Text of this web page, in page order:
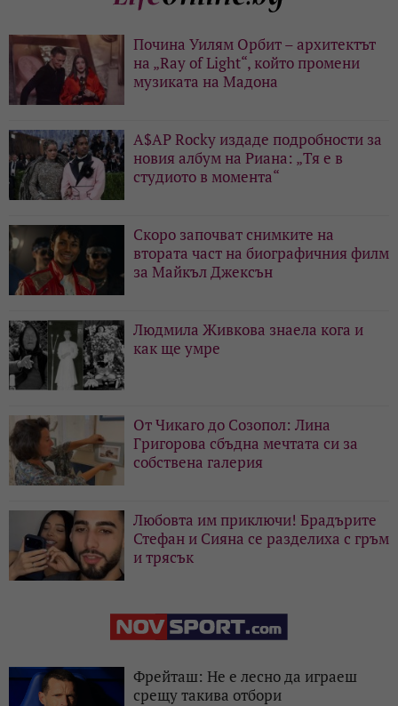
Почина Уилям Орбит – архитектът
на „Ray of Light“, който промени
музиката на Мадона
A$AP Rocky издаде подробности за
новия албум на Риана: „Тя е в
студиото в момента“
Скоро започват снимките на
втората част на биографичния филм
за Майкъл Джексън
Людмила Живкова знаела кога и
как ще умре
От Чикаго до Созопол: Лина
Григорова сбъдна мечтата си за
собствена галерия
Любовта им приключи! Брадърите
Стефан и Сияна се разделиха с гръм
и трясък
Фрейташ: Не е лесно да играеш
срещу такива отбори